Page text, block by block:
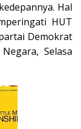
Hal
HUT
Demokrat
Selasa